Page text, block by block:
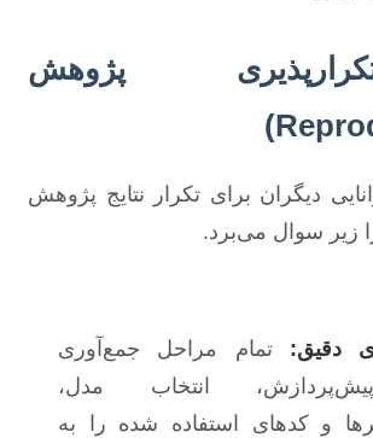
پژوهش
دیگران برای تکرار نتایج پژوهش
زیر سوال می‌برد.
دقیق: تمام مراحل جمع‌آوری
انتخاب مدل،
و کدهای استفاده شده را به